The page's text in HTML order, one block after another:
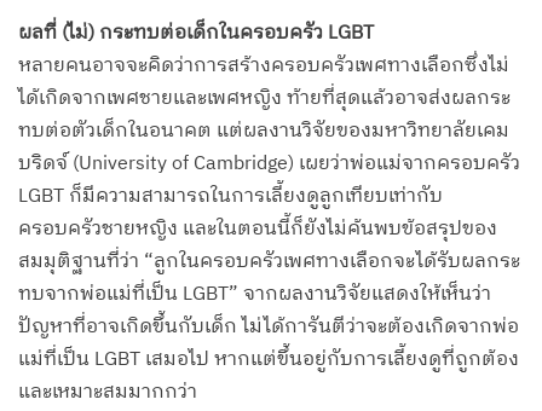
ผลที่ (ไม่) กระทบต่อเด็กในครอบครัว LGBT
หลายคนอาจจะคิดว่าการสร้างครอบครัวเพศทางเลือกซึ่งไม่
ได้เกิดจากเพศชายและเพศหญิง ท้ายที่สุดแล้วอาจส่งผลกระ
ทบต่อตัวเด็กในอนาคต แต่ผลงานวิจัยของมหาวิทยาลัยเคม
บริดจ์ (University of Cambridge) เผยว่าพ่อแม่จากครอบครัว
LGBT ก็มีความสามารถในการเลี้ยงดูลูกเทียบเท่ากับ
ครอบครัวชายหญิง และในตอนนี้ก็ยังไม่ค้นพบข้อสรุปของ
สมมุติฐานที่ว่า “ลูกในครอบครัวเพศทางเลือกจะได้รับผลกระ
ทบจากพ่อแม่ที่เป็น LGBT” จากผลงานวิจัยแสดงให้เห็นว่า
ปัญหาที่อาจเกิดขึ้นกับเด็ก ไม่ได้การันตีว่าจะต้องเกิดจากพ่อ
แม่ที่เป็น LGBT เสมอไป หากแต่ขึ้นอยู่กับการเลี้ยงดูที่ถูกต้อง
และเหมาะสมมากกว่า